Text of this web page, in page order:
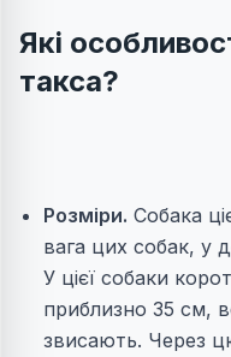
Які
такса?
Розміри. Собака
вага цих собак, у
У цієї собаки
приблизно 35 см,
звисають. Через